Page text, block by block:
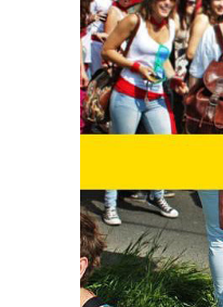
[EBOOK]
POLAK
Mariusz
możemy
Polsce takich
Oprzędka.
Smutnych, ale
Moje pokolenie